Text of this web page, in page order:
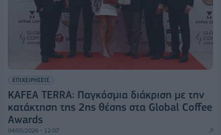
ΕΠΙΧΕΙΡΗΣΕΙΣ
KAFEA TERRA: Παγκόσμια διάκριση με την
κατάκτηση της 2ης θέσης στα Global Coffee
Awards
04/05/2026 - 12:07